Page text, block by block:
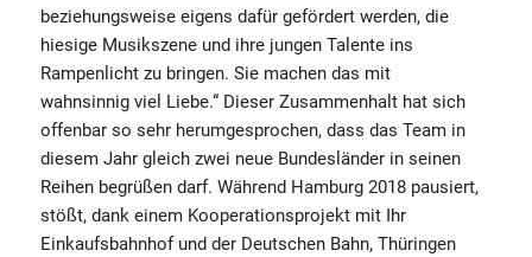
beziehungsweise eigens dafür gefördert werden, die
hiesige Musikszene und ihre jungen Talente ins
Rampenlicht zu bringen. Sie machen das mit
wahnsinnig viel Liebe.“ Dieser Zusammenhalt hat sich
offenbar so sehr herumgesprochen, dass das Team in
diesem Jahr gleich zwei neue Bundesländer in seinen
Reihen begrüßen darf. Während Hamburg 2018 pausiert,
stößt, dank einem Kooperationsprojekt mit Ihr
Einkaufsbahnhof und der Deutschen Bahn, Thüringen